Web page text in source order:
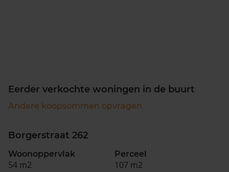
Eerder verkochte woningen in de buurt
Andere koopsommen opvragen
Borgerstraat 262
Woonoppervlak
54 m2
Perceel
107 m2